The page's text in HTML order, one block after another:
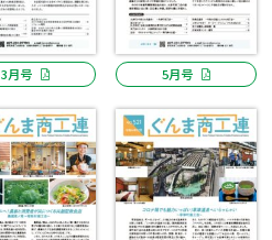
3月号 5月号